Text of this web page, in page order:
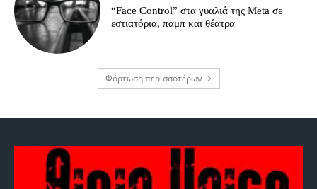
“Face Control” στα γυαλιά της Meta σε
εστιατόρια, παμπ και θέατρα
Φόρτωση περισσοτέρων